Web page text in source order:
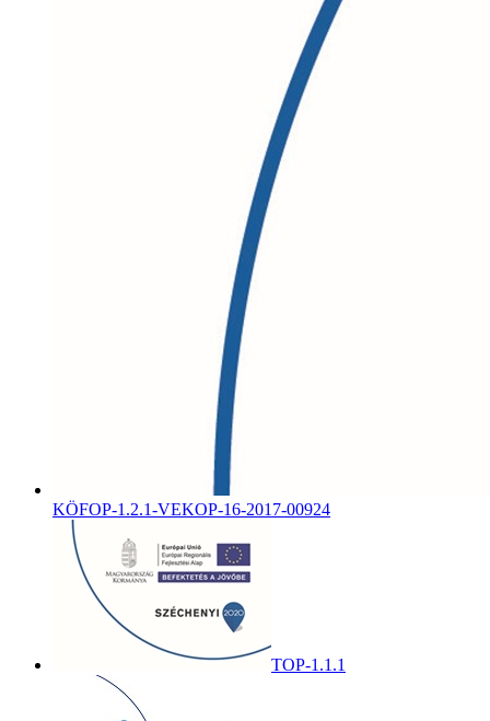
KÖFOP-1.2.1-VEKOP-16-2017-00924
TOP-1.1.1